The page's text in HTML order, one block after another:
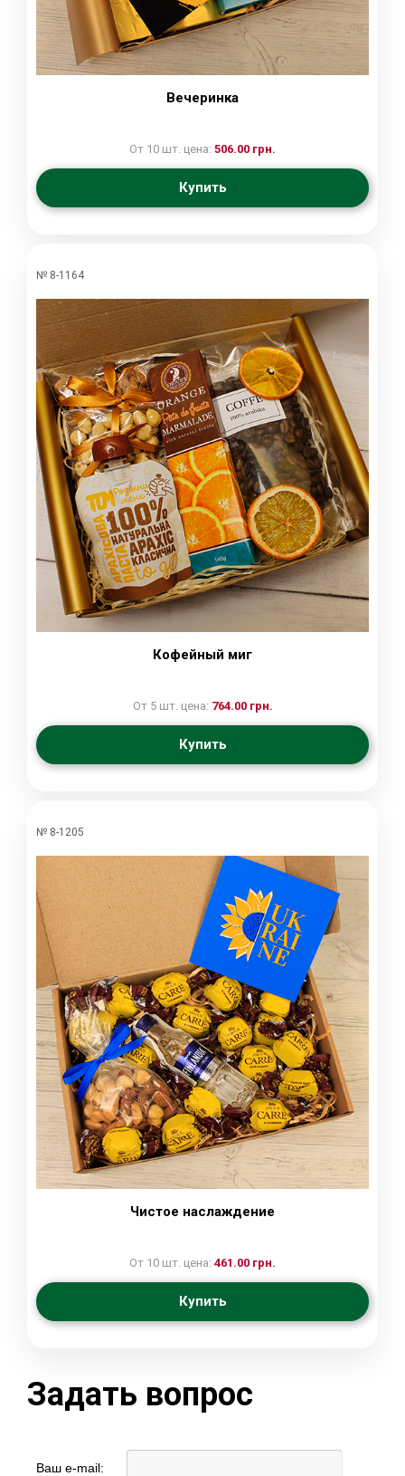
Вечеринка
От 10 шт. цена: 506.00 грн.
Купить
№ 8-1164
Кофейный миг
От 5 шт. цена: 764.00 грн.
Купить
№ 8-1205
Чистое наслаждение
От 10 шт. цена: 461.00 грн.
Купить
Задать вопрос
Ваш e-mail: